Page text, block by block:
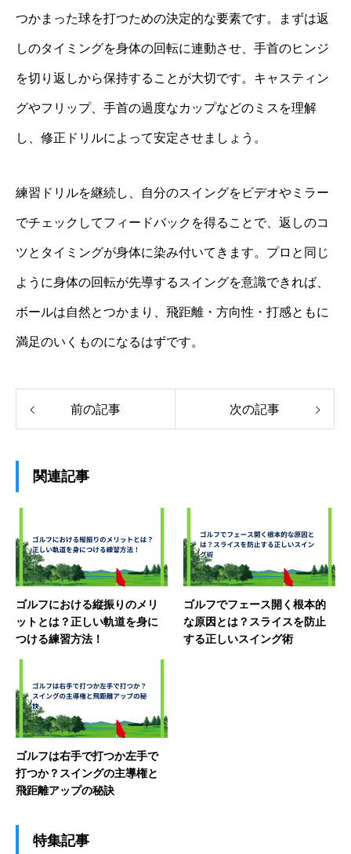
つかまった球を打つための決定的な要素です。まずは返
しのタイミングを身体の回転に連動させ、手首のヒンジ
を切り返しから保持することが大切です。キャスティン
グやフリップ、手首の過度なカップなどのミスを理解
し、修正ドリルによって安定させましょう。
練習ドリルを継続し、自分のスイングをビデオやミラー
でチェックしてフィードバックを得ることで、返しのコ
ツとタイミングが身体に染み付いてきます。プロと同じ
ように身体の回転が先導するスイングを意識できれば、
ボールは自然とつかまり、飛距離・方向性・打感ともに
満足のいくものになるはずです。
前の記事 次の記事
関連記事
ゴルフにおける縦振りのメリ
ットとは？正しい軌道を身に
つける練習方法！
ゴルフでフェース開く根本的
な原因とは？スライスを防止
する正しいスイング術
ゴルフは右手で打つか左手で
打つか？スイングの主導権と
飛距離アップの秘訣
特集記事